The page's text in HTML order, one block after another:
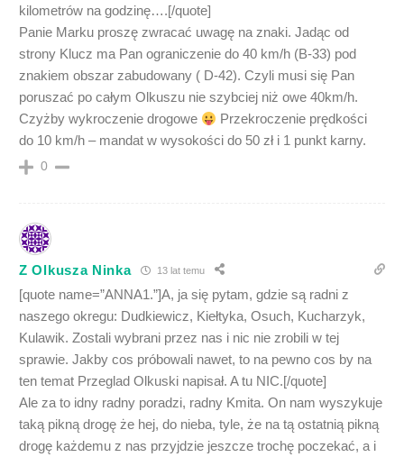
kilometrów na godzinę….[/quote]
Panie Marku proszę zwracać uwagę na znaki. Jadąc od
strony Klucz ma Pan ograniczenie do 40 km/h (B-33) pod
znakiem obszar zabudowany ( D-42). Czyli musi się Pan
poruszać po całym Olkuszu nie szybciej niż owe 40km/h.
Czyżby wykroczenie drogowe
Przekroczenie prędkości
do 10 km/h – mandat w wysokości do 50 zł i 1 punkt karny.
0
Z Olkusza Ninka 13 lat temu
[quote name=”ANNA1.”]A, ja się pytam, gdzie są radni z
naszego okregu: Dudkiewicz, Kiełtyka, Osuch, Kucharzyk,
Kulawik. Zostali wybrani przez nas i nic nie zrobili w tej
sprawie. Jakby cos próbowali nawet, to na pewno cos by na
ten temat Przeglad Olkuski napisał. A tu NIC.[/quote]
Ale za to idny radny poradzi, radny Kmita. On nam wyszykuje
taką pikną drogę że hej, do nieba, tyle, że na tą ostatnią pikną
drogę każdemu z nas przyjdzie jeszcze trochę poczekać, a i